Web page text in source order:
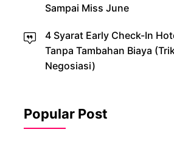
Sampai Miss June
4 Syarat Early Check-In
Tanpa Tambahan Biaya
Negosiasi)
Popular Post